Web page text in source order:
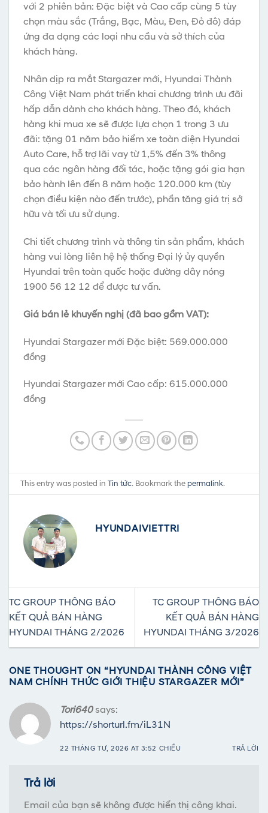
với 2 phiên bản: Đặc biệt và Cao cấp cùng 5 tùy
chọn màu sắc (Trắng, Bạc, Màu, Đen, Đỏ đô) đáp
ứng đa dạng các loại nhu cầu và sở thích của
khách hàng.
Nhân dịp ra mắt Stargazer mới, Hyundai Thành
Công Việt Nam phát triển khai chương trình ưu đãi
hấp dẫn dành cho khách hàng. Theo đó, khách
hàng khi mua xe sẽ được lựa chọn 1 trong 3 ưu
đãi: tặng 01 năm bảo hiểm xe toàn diện Hyundai
Auto Care, hỗ trợ lãi vay từ 1,5% đến 3% thông
qua các ngân hàng đối tác, hoặc tặng gói gia hạn
bảo hành lên đến 8 năm hoặc 120.000 km (tùy
chọn điều kiện nào đến trước), phần tăng giá trị sở
hữu và tối ưu sử dụng.
Chi tiết chương trình và thông tin sản phẩm, khách
hàng vui lòng liên hệ hệ thống Đại lý ủy quyền
Hyundai trên toàn quốc hoặc đường dây nóng
1900 56 12 12 để được tư vấn.
Giá bán lẻ khuyến nghị (đã bao gồm VAT):
Hyundai Stargazer mới Đặc biệt: 569.000.000
đồng
Hyundai Stargazer mới Cao cấp: 615.000.000
đồng
This entry was posted inTin tức. Bookmark thepermalink.
HYUNDAIVIETTRI
TC GROUP THÔNG BÁO
KẾT QUẢ BÁN HÀNG
HYUNDAI THÁNG 2/2026
TC GROUP THÔNG BÁO
KẾT QUẢ BÁN HÀNG
HYUNDAI THÁNG 3/2026
ONE THOUGHT ON “HYUNDAI THÀNH CÔNG VIỆT
NAM CHÍNH THỨC GIỚI THIỆU STARGAZER MỚI”
Tori640 says:
https://shorturl.fm/iL31N
22 THÁNG TƯ, 2026 AT 3:52 CHIỀU TRẢ LỜI
Trả lời
Email của bạn sẽ không được hiển thị công khai.